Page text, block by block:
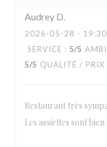
Audrey D
2026-05-28 - 19:30
SERVICE : 5/5
5/5 QUALITÉ / PRIX
Restaurant très
Les assiettes sont